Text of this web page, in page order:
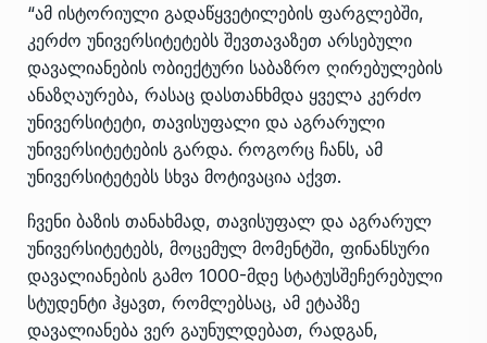
“ამ ისტორიული გადაწყვეტილების ფარგლებში,
კერძო უნივერსიტეტებს შევთავაზეთ არსებული
დავალიანების ობიექტური საბაზრო ღირებულების
ანაზღაურება, რასაც დასთანხმდა ყველა კერძო
უნივერსიტეტი, თავისუფალი და აგრარული
უნივერსიტეტების გარდა. როგორც ჩანს, ამ
უნივერსიტეტებს სხვა მოტივაცია აქვთ.
ჩვენი ბაზის თანახმად, თავისუფალ და აგრარულ
უნივერსიტეტებს, მოცემულ მომენტში, ფინანსური
დავალიანების გამო 1000-მდე სტატუსშეჩერებული
სტუდენტი ჰყავთ, რომლებსაც, ამ ეტაპზე
დავალიანება ვერ გაუნულდებათ, რადგან,